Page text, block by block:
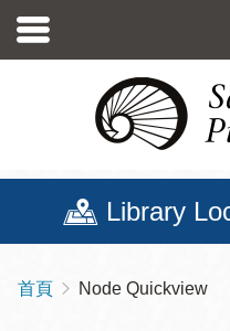
至
Library
導
首頁 Node Quickview